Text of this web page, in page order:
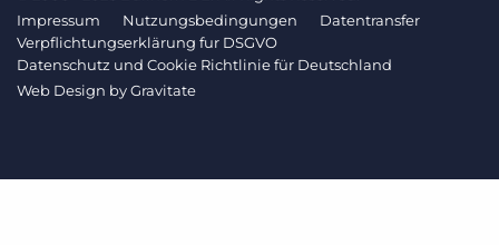
Impressum
Nutzungsbedingungen
Datentransfer
Verpflichtungserklärung fur DSGVO
Datenschutz und Cookie Richtlinie für Deutschland
Web Design byGravitate